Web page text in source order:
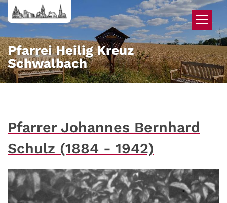
Zum Inhalt springen
Pfarrei Heilig Kreuz
Schwalbach
Pfarrer Johannes Bernhard
Schulz (1884 - 1942)